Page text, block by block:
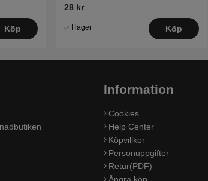
Köp
28 kr
I lager Köp
Information
Cookies
Help Center
Köpvillkor
Personuppgifter
Retur(PDF)
Ångra köp